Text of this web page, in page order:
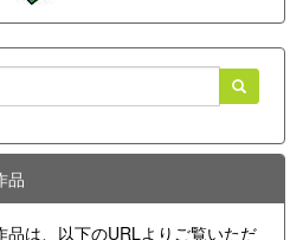
品
品は、以下のURLよりご覧いただ